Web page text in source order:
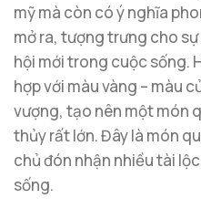
mỹ mà còn có ý nghĩa
mở ra, tượng trưng cho
hội mới trong cuộc sống.
hợp với màu vàng – màu
vượng, tạo nên một món
thủy rất lớn. Đây là món
chủ đón nhận nhiều tài
sống.